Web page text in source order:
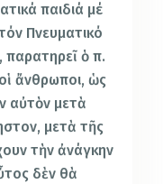
παιδιά μέ
Πνευματικό
παρατηρεῖ ὁ π.
ἄνθρωποι, ὡς
αὐτὸν μετὰ
μετὰ τῆς
τὴν ἀνάγκην
δὲν θὰ